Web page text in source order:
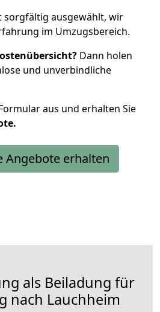
sorgfältig ausgewählt, wir
im Umzugsbereich.
Dann holen
und unverbindliche
aus und erhalten Sie
Angebote erhalten
als Beiladung für
nach Lauchheim